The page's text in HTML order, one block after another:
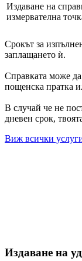
Издаване на
измервателна
Срокът за
заплащането ѝ.
Справката може
пощенска пратка
В случай че не
дневен срок,
Виж всички
Издаване на